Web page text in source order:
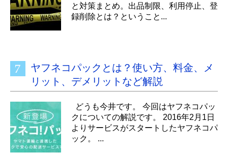
と対策まとめ。出品制限、利用停止、登
録削除とは？ということ...
ヤフネコパックとは？使い方、料金、メ
リット、デメリットなど解説
どうも今井です。 今回はヤフネコパッ
クについての解説です。 2016年2月1日
よりサービスがスタートしたヤフネコパ
ック。 ...